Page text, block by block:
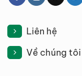
Liên hệ
Về chúng tôi